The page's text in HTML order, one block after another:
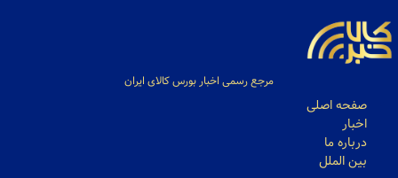
مرجع رسمی اخبار بورس کالای ایران
صفحه اصلی
اخبار
درباره ما
بین الملل